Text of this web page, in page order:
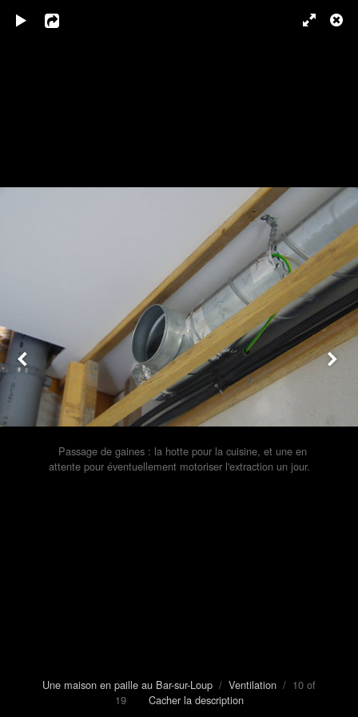
Passage de gaines : la hotte pour la cuisine, et une en
attente pour éventuellement motoriser l'extraction un jour.
Une maison en paille au Bar-sur-Loup / Ventilation / 10 of
19 Cacher la description